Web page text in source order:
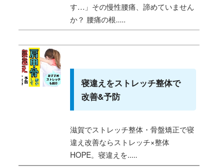
す…」その慢性腰痛、諦めていません
か？ 腰痛の根.....
寝違えをストレッチ整体で
改善&予防
滋賀でストレッチ整体・骨盤矯正で寝
違え改善ならストレッチ×整体
HOPE。寝違えを.....